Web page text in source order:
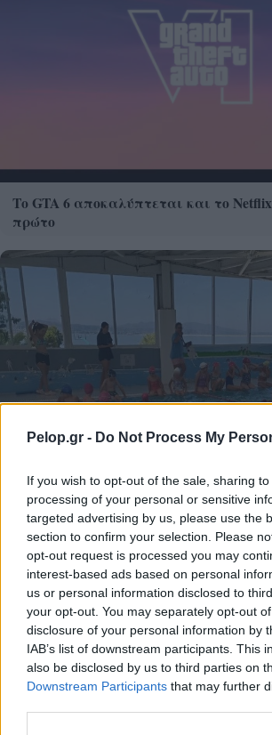
Pelop.gr - Do Not Process My
If you wish to opt-out of the sale, sharing
processing of your personal or sensitive
targeted advertising by us, please use the
section to confirm your selection. Please
opt-out request is processed you may
interest-based ads based on personal
us or personal information disclosed to
your opt-out. You may separately opt-out
disclosure of your personal information by
IAB’s list of downstream participants. This
also be disclosed by us to third parties on
Downstream Participants that may further
Το GTA 6 αποκαλύπτεται και το Netflix
πρώτο
Συνεργασία της Παιδικής
με τον ΝΟΠ ΦΩΤΟ